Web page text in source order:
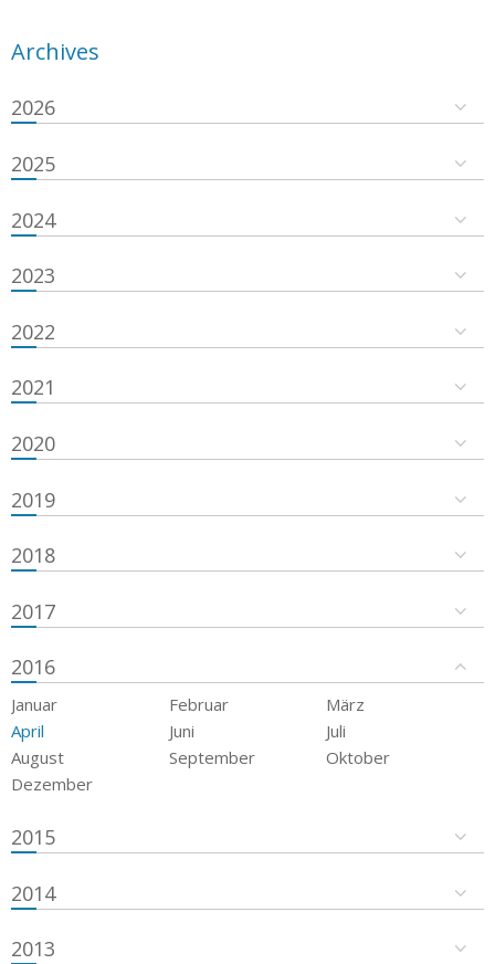
Archives
2026
2025
2024
2023
2022
2021
2020
2019
2018
2017
2016
Januar Februar
März
April
Juni
Juli
August
September
Oktober
Dezember
2015
2014
2013